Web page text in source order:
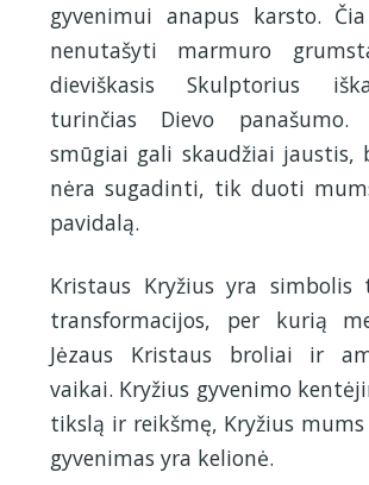
gyvenimui anapus karsto.
nenutašyti marmuro
dieviškasis Skulptorius
turinčias Dievo panašumo.
smūgiai gali skaudžiai jaustis,
nėra sugadinti, tik duoti
pavidalą.
Kristaus Kryžius yra simbolis
transformacijos, per kurią
Jėzaus Kristaus broliai ir
vaikai. Kryžius gyvenimo
tikslą ir reikšmę, Kryžius
gyvenimas yra kelionė.